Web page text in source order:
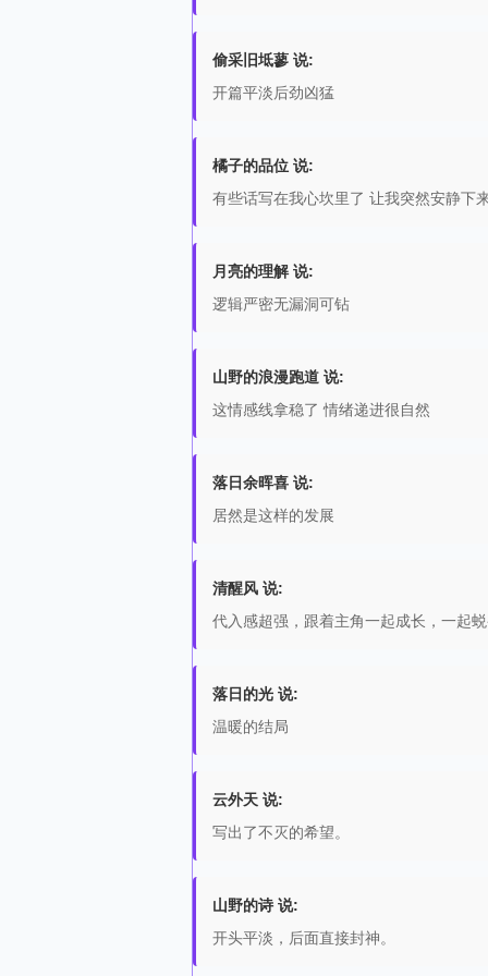
偷采旧坻蓼 说:
开篇平淡后劲凶猛
橘子的品位 说:
有些话写在我心坎里了 让我突然安静下
月亮的理解 说:
逻辑严密无漏洞可钻
山野的浪漫跑道 说:
这情感线拿稳了 情绪递进很自然
落日余晖喜 说:
居然是这样的发展
清醒风 说:
代入感超强，跟着主角一起成长，一起
落日的光 说:
温暖的结局
云外天 说:
写出了不灭的希望。
山野的诗 说:
开头平淡，后面直接封神。